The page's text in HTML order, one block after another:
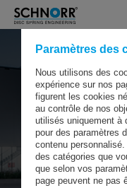
Paramètres des
Nous utilisons des
expérience sur nos
figurent les cookies
au contrôle de nos
utilisés uniquement à
pour des paramètres
contenu
des catégories que
que selon vos
page peuvent ne pas